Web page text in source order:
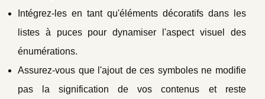
Intégrez-les en tant qu'éléments décoratifs dans les
listes à puces pour dynamiser l'aspect visuel des
énumérations.
Assurez-vous que l'ajout de ces symboles ne modifie
pas la signification de vos contenus et reste